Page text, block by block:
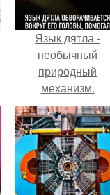
Язык дятла -
необычный
природный
механизм.